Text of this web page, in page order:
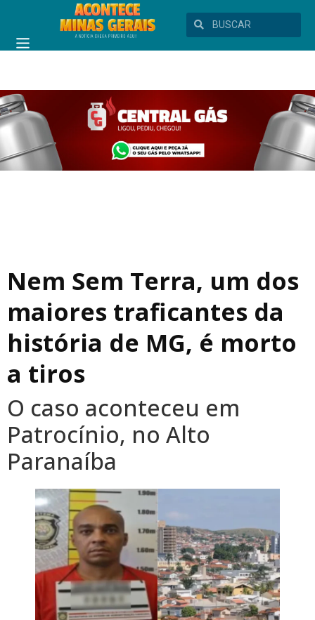
Nem Sem Terra, um dos
maiores traficantes da
história de MG, é morto
a tiros
O caso aconteceu em
Patrocínio, no Alto
Paranaíba